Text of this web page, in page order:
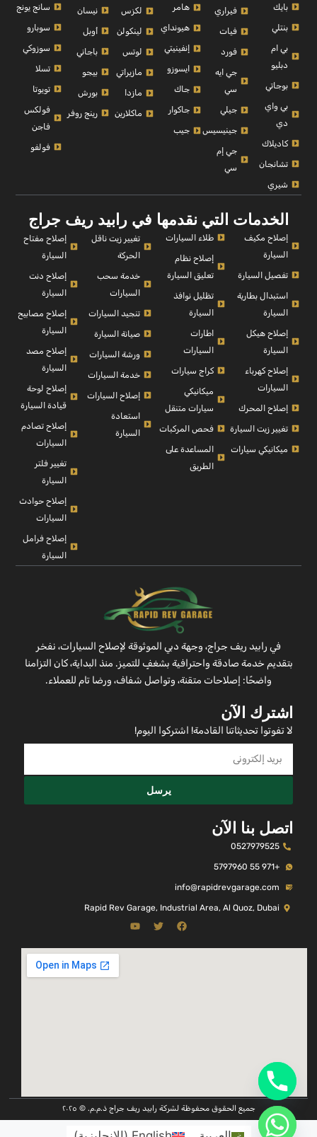
بايك
بنتلي
بي ام
دبليو
بوجاتي
بي واي
دي
كاديلاك
تشانجان
شيري
فيراري
فيات
فورد
جي ايه
سي
جيلي
جينيسيس
جي إم
سي
هامر
هيونداي
إنفينيتي
ايسوزو
جاك
جاكوار
جيب
لكزس
لينكولن
لوتس
مازيراتي
مازدا
ماكلارين
نيسان
أوبل
باجاني
بيجو
بورش
رينج روفر
سانج يونج
سوبارو
سوزوكي
تسلا
تويوتا
فولكس
فاجن
فولفو
الخدمات التي نقدمها في رابيد ريف جراج
إصلاح مكيف
السيارة
تفصيل السيارة
استبدال بطارية
السيارة
إصلاح هيكل
السيارة
إصلاح كهرباء
السيارات
إصلاح المحرك
تغيير زيت السيارة
ميكانيكي سيارات
طلاء السيارات
إصلاح نظام
تعليق السيارة
تظليل نوافذ
السيارة
اطارات
السيارات
كراج سيارات
ميكانيكي
سيارات متنقل
فحص المركبات
المساعدة على
الطريق
تغيير زيت ناقل
الحركة
خدمة سحب
السيارات
تنجيد السيارات
صيانة السيارة
ورشة السيارات
خدمة السيارات
إصلاح السيارات
استعادة
السيارة
إصلاح مفتاح
السيارة
إصلاح دنت
السيارة
إصلاح مصابيح
السيارة
إصلاح مصد
السيارة
إصلاح لوحة
قيادة السيارة
إصلاح تصادم
السيارات
تغيير فلتر
السيارة
إصلاح حوادث
السيارات
إصلاح فرامل
السيارة
في رابيد ريف جراج، وجهة دبي الموثوقة لإصلاح السيارات، نفخر
بتقديم خدمة صادقة واحترافية بشغفٍ للتميز. منذ البداية، كان التزامنا
واضحًا: إصلاحات متقنة، وتواصل شفاف، ورضا تام للعملاء.
اشترك الآن
لا تفوتوا تحديثاتنا القادمة! اشتركوا اليوم!
يرسل
اتصل بنا الآن
0527979525
+971 55 5797960
info@rapidrevgarage.com
Rapid Rev Garage, Industrial Area, Al Quoz, Dubai
جميع الحقوق محفوظة لشركة رابيد ريف جراج ذ.م.م. © ٢٠٢٥